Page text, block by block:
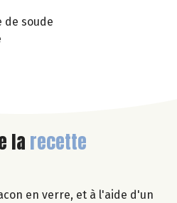
de soude
larecette
en verre, et à l'aide d'un